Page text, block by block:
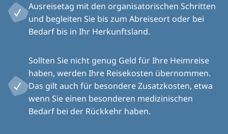
Ausreisetag mit den organisatorischen Schritten
und begleiten Sie bis zum Abreiseort oder bei
Bedarf bis in Ihr Herkunftsland.
Sollten Sie nicht genug Geld für Ihre Heimreise
haben, werden Ihre Reisekosten übernommen.
Das gilt auch für besondere Zusatzkosten, etwa
wenn Sie einen besonderen medizinischen
Bedarf bei der Rückkehr haben.